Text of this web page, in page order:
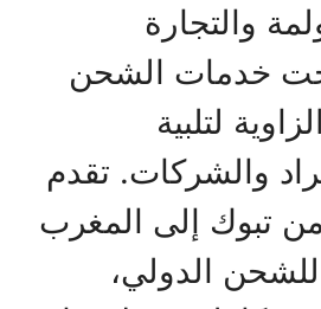
والتجارة
خدمات الشحن
لتلبية
والشركات. تقدم
تبوك إلى المغرب
الدولي،